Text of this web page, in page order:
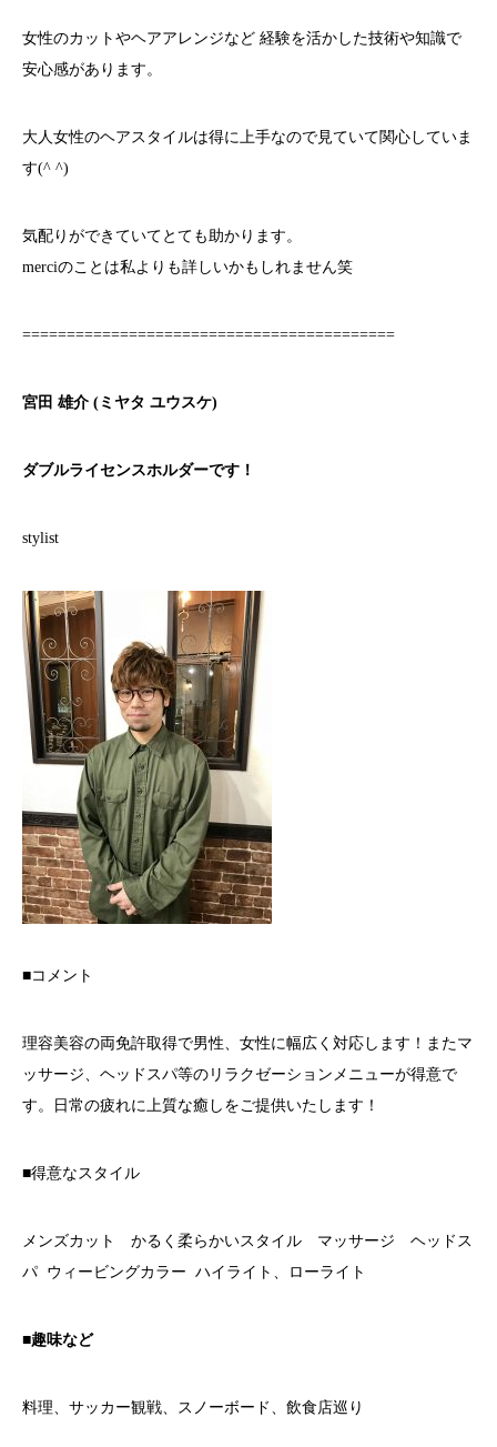
女性のカットやヘアアレンジなど 経験を活かした技術や知識で
安心感があります。
大人女性のヘアスタイルは得に上手なので見ていて関心していま
す(^ ^)
気配りができていてとても助かります。
merciのことは私よりも詳しいかもしれません笑
==========================================
宮田 雄介 (ミヤタ ユウスケ)
ダブルライセンスホルダーです！
stylist
■コメント
理容美容の両免許取得で男性、女性に幅広く対応します！またマ
ッサージ、ヘッドスパ等のリラクゼーションメニューが得意で
す。日常の疲れに上質な癒しをご提供いたします！
■得意なスタイル
メンズカット かるく柔らかいスタイル マッサージ ヘッドス
パ ウィービングカラー ハイライト、ローライト
■趣味など
料理、サッカー観戦、スノーボード、飲食店巡り